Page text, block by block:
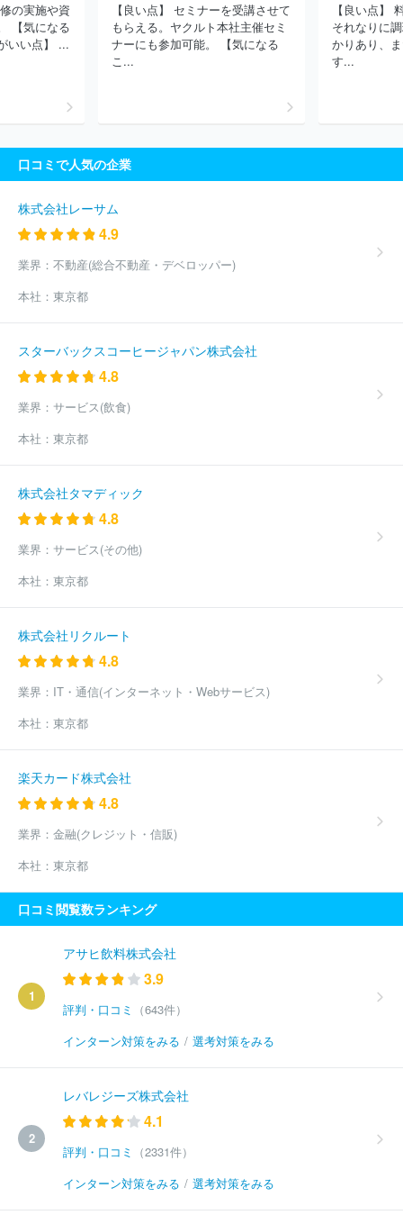
ウショク株式会社
ひかり味噌株式会社 株式会社モリタ屋
株式
会社ラクト・ジャパン
ほか(2908件)
の実施や資
【気になる
いい点】 ...
【良い点】 セミナーを受講させて
もらえる。ヤクルト本社主催セミ
ナーにも参加可能。 【気になる
こ...
【良い点】
それなりに
かりあり、
す...
口コミで人気の企業
株式会社レーサム
4.9
業界： 不動産(総合不動産・デベロッパー)
本社： 東京都
スターバックスコーヒージャパン株式会社
4.8
業界： サービス(飲食)
本社： 東京都
株式会社タマディック
4.8
業界： サービス(その他)
本社： 東京都
株式会社リクルート
4.8
業界： IT・通信(インターネット・Webサービス)
本社： 東京都
楽天カード株式会社
4.8
業界： 金融(クレジット・信販)
本社： 東京都
口コミ閲覧数ランキング
1
アサヒ飲料株式会社
3.9
評判・口コミ
（643件）
インターン対策をみる / 選考対策をみる
2
レバレジーズ株式会社
4.1
評判・口コミ
（2331件）
インターン対策をみる / 選考対策をみる